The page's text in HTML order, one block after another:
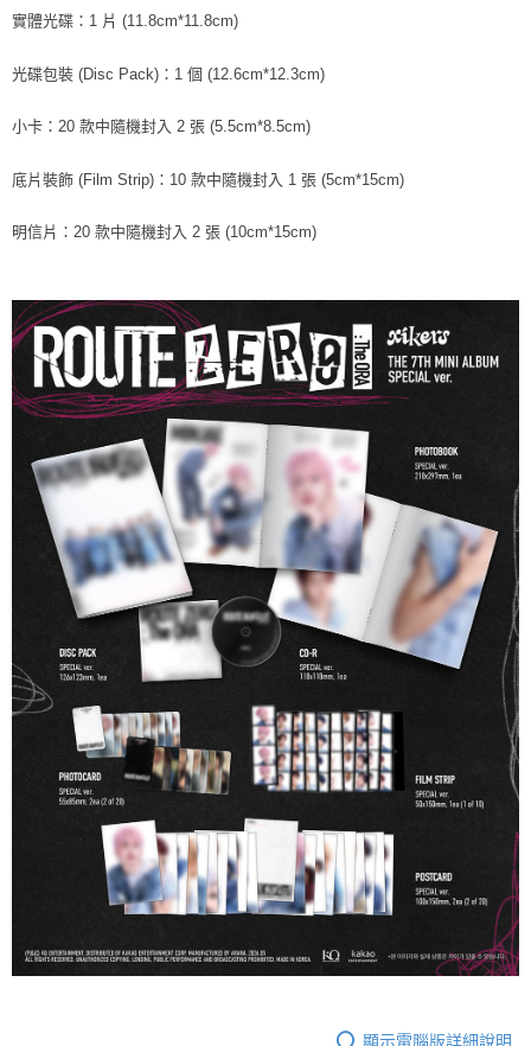
ATM／網路銀行／等多元方式進行付款，方視為交易完成。
※ 請注意：結帳手續完成當下不需立刻繳費，但若您需要取消訂單，請聯絡
後付繳納相關費用。
是否繳費成功／繳費後需取消欲退款等相關疑問，請聯繫「AFTEE先享後付
客戶支援中心」https://netprotections.freshdesk.com/support/home
【注意事項】
易，需依本服務之必要範圍內提供個人資料，並將交易相關給付款項請求債
權轉讓予恩沛科技股份有限公司。
３．未成年的使用者請事先徵得法定代理人或監護人之同意方可使用
「AFTEE先享後付」，若未經同意申辦者引起之損失，本公司不負相關責
任。
４．使用「AFTEE先享後付」時，將依據個別帳號之用戶狀況，依本公司即
時審查核予不同之上限額度；若仍有額度不足之情形，本公司將視審查結果
請求用戶進行身份認證。
５．嚴禁一人註冊多個帳號或使用他人資訊註冊。若發現惡意使用之情形，
恩沛科技股份有限公司將有權停止該用戶之使用額度並採取法律行動。
7-11取貨付款
每筆NT$60，滿NT$1,599(含以上)免運費
新竹貨運
付款後門市自取
免運費
亞洲國家/地區配送
北美國家/地區配送 查看運費
歐洲國家/地區配送
實體光碟：1 片 (11.8cm*11.8cm)
光碟包裝 (Disc Pack)：1 個 (12.6cm*12.3cm)
小卡：20 款中隨機封入 2 張 (5.5cm*8.5cm)
底片裝飾 (Film Strip)：10 款中隨機封入 1 張 (5cm*15cm)
明信片：20 款中隨機封入 2 張 (10cm*15cm)
顯示電腦版詳細說明